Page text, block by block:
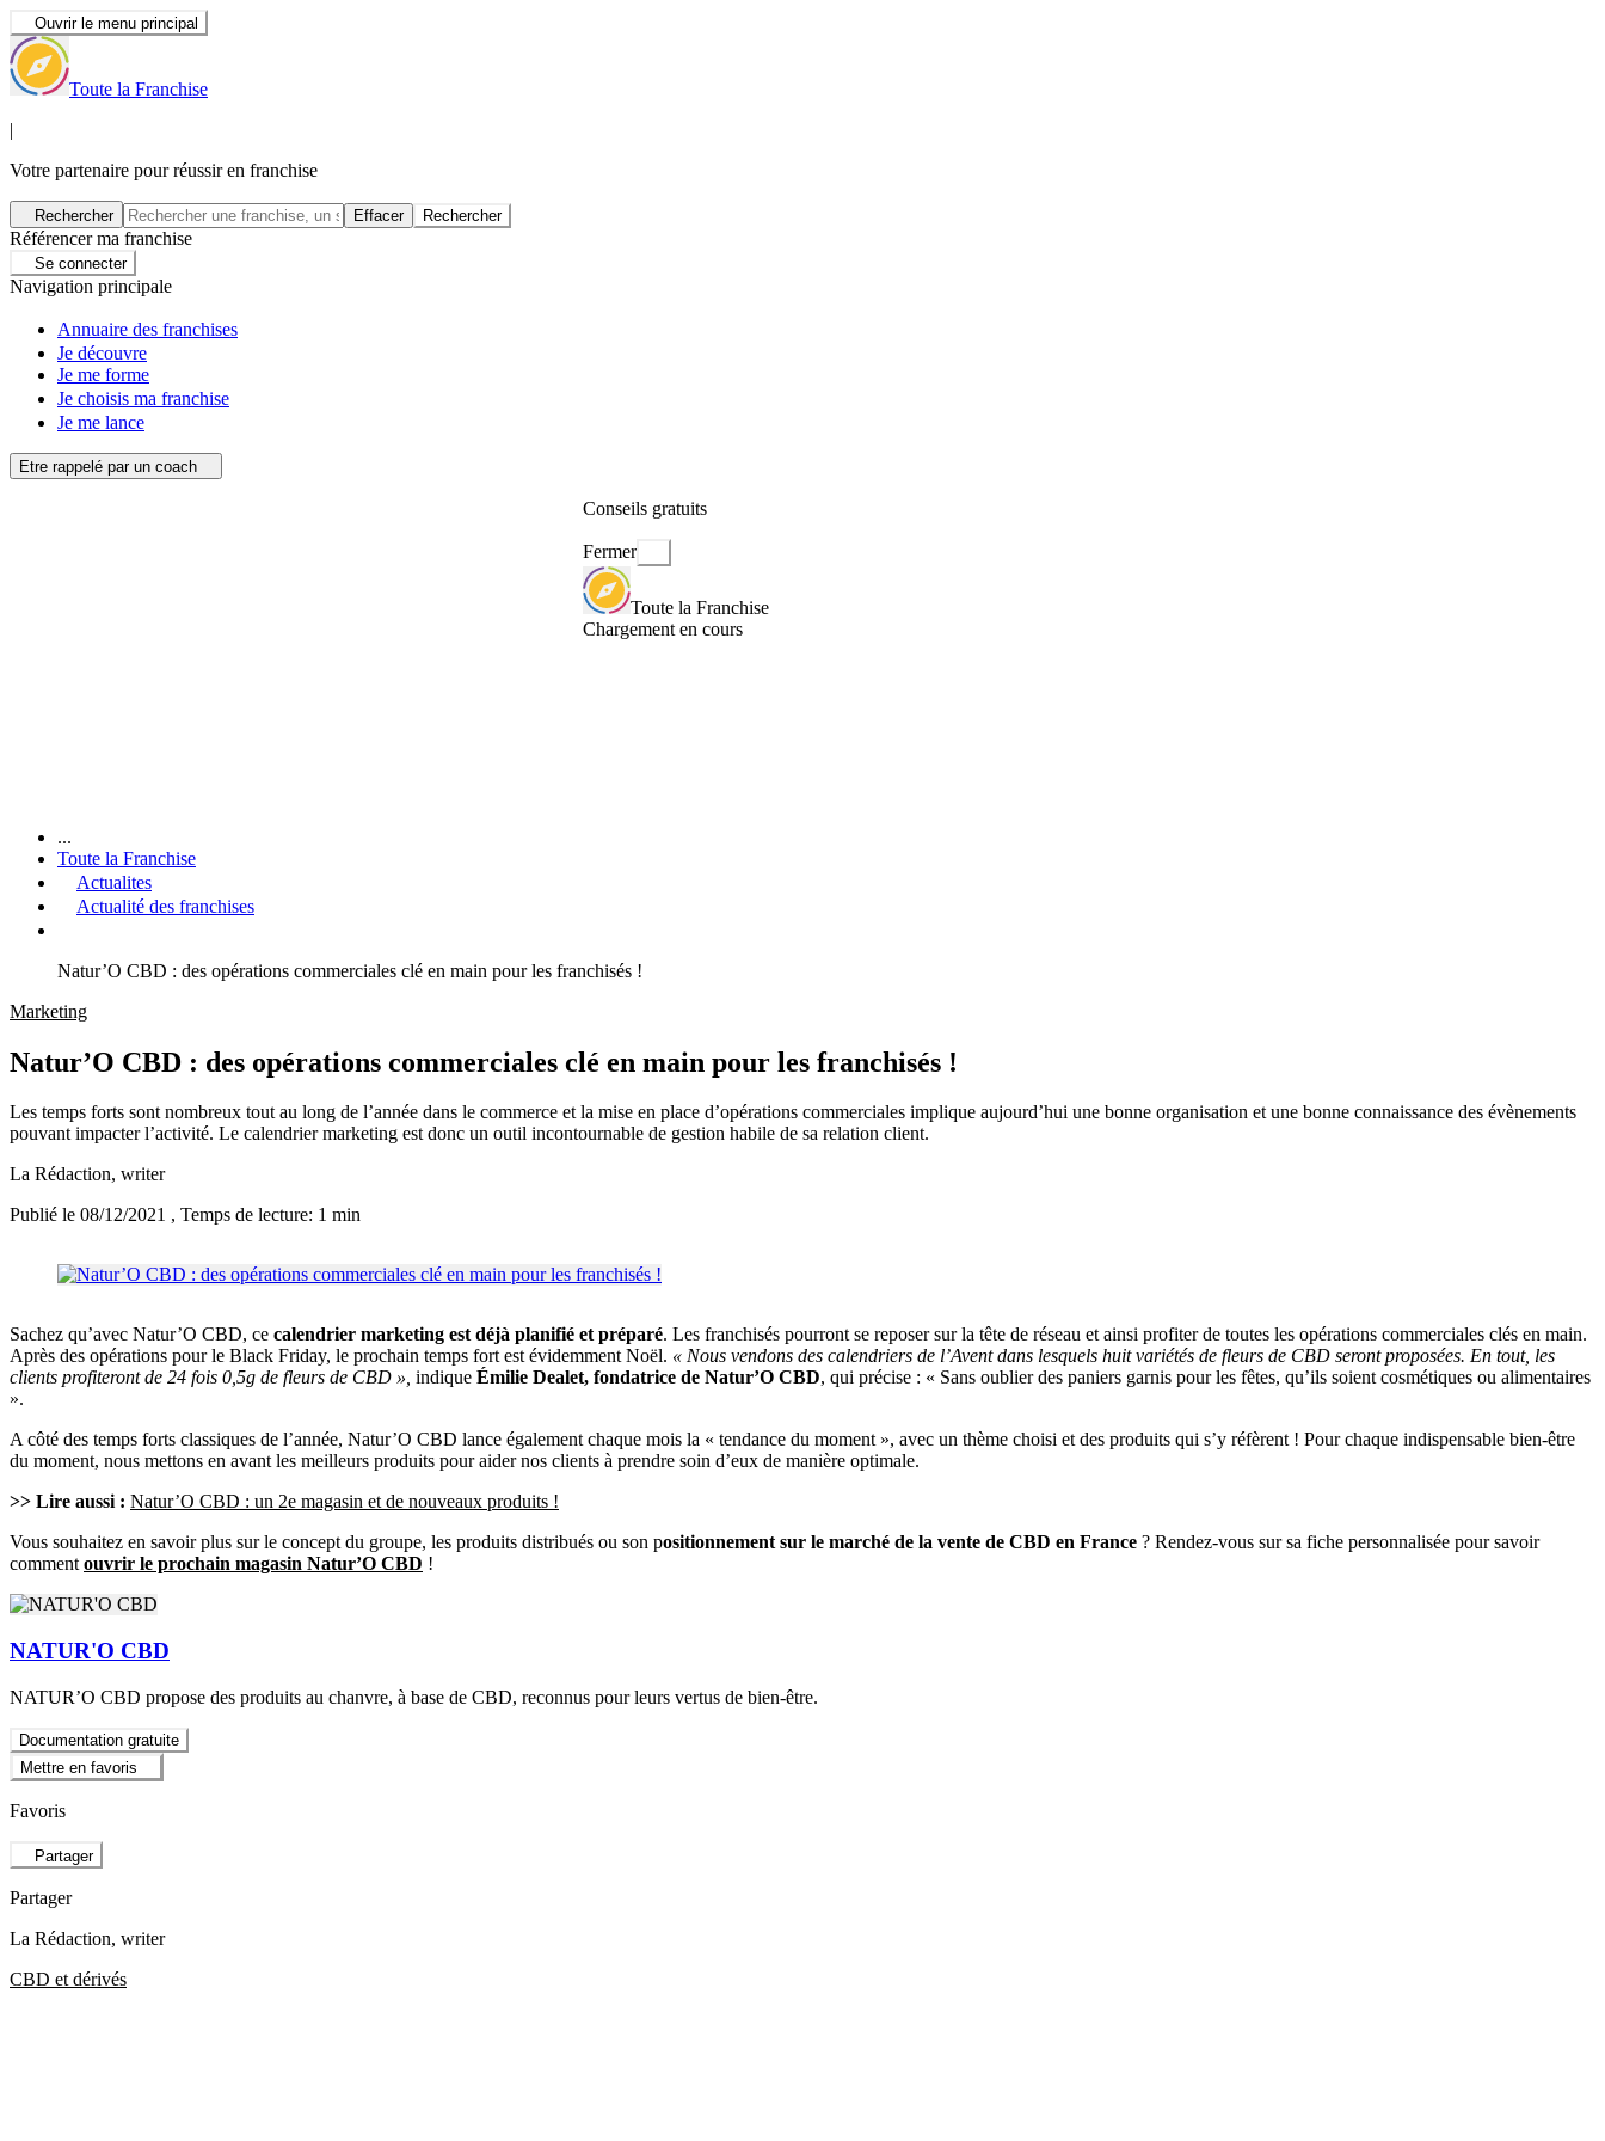
Ouvrir le menu principal
Toute la Franchise
|
Votre partenaire pour réussir en franchise
Rechercher Effacer Rechercher
Référencer ma franchise
Se connecter
Navigation principale
Annuaire des franchises
Je découvre
Je me forme
Je choisis ma franchise
Je me lance
Etre rappelé par un coach
Conseils gratuits
Fermer
Toute la Franchise
Chargement en cours
...
Toute la Franchise
Actualites
Actualité des franchises
Natur’O CBD : des opérations commerciales clé en main pour les franchisés !
Marketing
Natur’O CBD : des opérations commerciales clé en main pour les franchisés !
Les temps forts sont nombreux tout au long de l’année dans le commerce et la mise en place d’opérations commerciales implique aujourd’hui une bonne organisation et une bonne connaissance des évènements
pouvant impacter l’activité. Le calendrier marketing est donc un outil incontournable de gestion habile de sa relation client.
La Rédaction, writer
Publié le 08/12/2021 , Temps de lecture: 1 min
Sachez qu’avec Natur’O CBD, ce calendrier marketing est déjà planifié et préparé. Les franchisés pourront se reposer sur la tête de réseau et ainsi profiter de toutes les opérations commerciales clés en main.
Après des opérations pour le Black Friday, le prochain temps fort est évidemment Noël. « Nous vendons des calendriers de l’Avent dans lesquels huit variétés de fleurs de CBD seront proposées. En tout, les
clients profiteront de 24 fois 0,5g de fleurs de CBD », indique Émilie Dealet, fondatrice de Natur’O CBD, qui précise : « Sans oublier des paniers garnis pour les fêtes, qu’ils soient cosmétiques ou alimentaires
».
A côté des temps forts classiques de l’année, Natur’O CBD lance également chaque mois la « tendance du moment », avec un thème choisi et des produits qui s’y réfèrent ! Pour chaque indispensable bien-être
du moment, nous mettons en avant les meilleurs produits pour aider nos clients à prendre soin d’eux de manière optimale.
>> Lire aussi : Natur’O CBD : un 2e magasin et de nouveaux produits !
Vous souhaitez en savoir plus sur le concept du groupe, les produits distribués ou son positionnement sur le marché de la vente de CBD en France ? Rendez-vous sur sa fiche personnalisée pour savoir
commentouvrir le prochain magasin Natur’O CBD !
NATUR'O CBD
NATUR’O CBD propose des produits au chanvre, à base de CBD, reconnus pour leurs vertus de bien-être.
Documentation gratuite
Mettre en favoris
Favoris
Partager
Partager
La Rédaction, writer
CBD et dérivés